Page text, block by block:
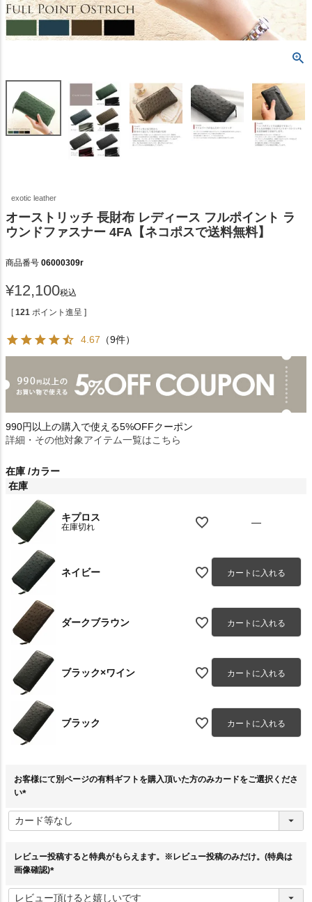
exotic leather
オーストリッチ 長財布 レディース フルポイント ラ
ウンドファスナー 4FA【ネコポスで送料無料】
商品番号 06000309r
¥12,100税込
[ 121 ポイント進呈 ]
4.67 （9件）
990円以上の購入で使える5%OFFクーポン
詳細・その他対象アイテム一覧はこちら
在庫 カラー
在庫
キプロス
在庫切れ —
ネイビー カートに入れる
ダークブラウン カートに入れる
ブラック×ワイン カートに入れる
ブラック カートに入れる
お客様にて別ページの有料ギフトを購入頂いた方のみカードをご選択くださ
い
必
須
レビュー投稿すると特典がもらえます。※レビュー投稿のみだけ。(特典は
画像確認)
必